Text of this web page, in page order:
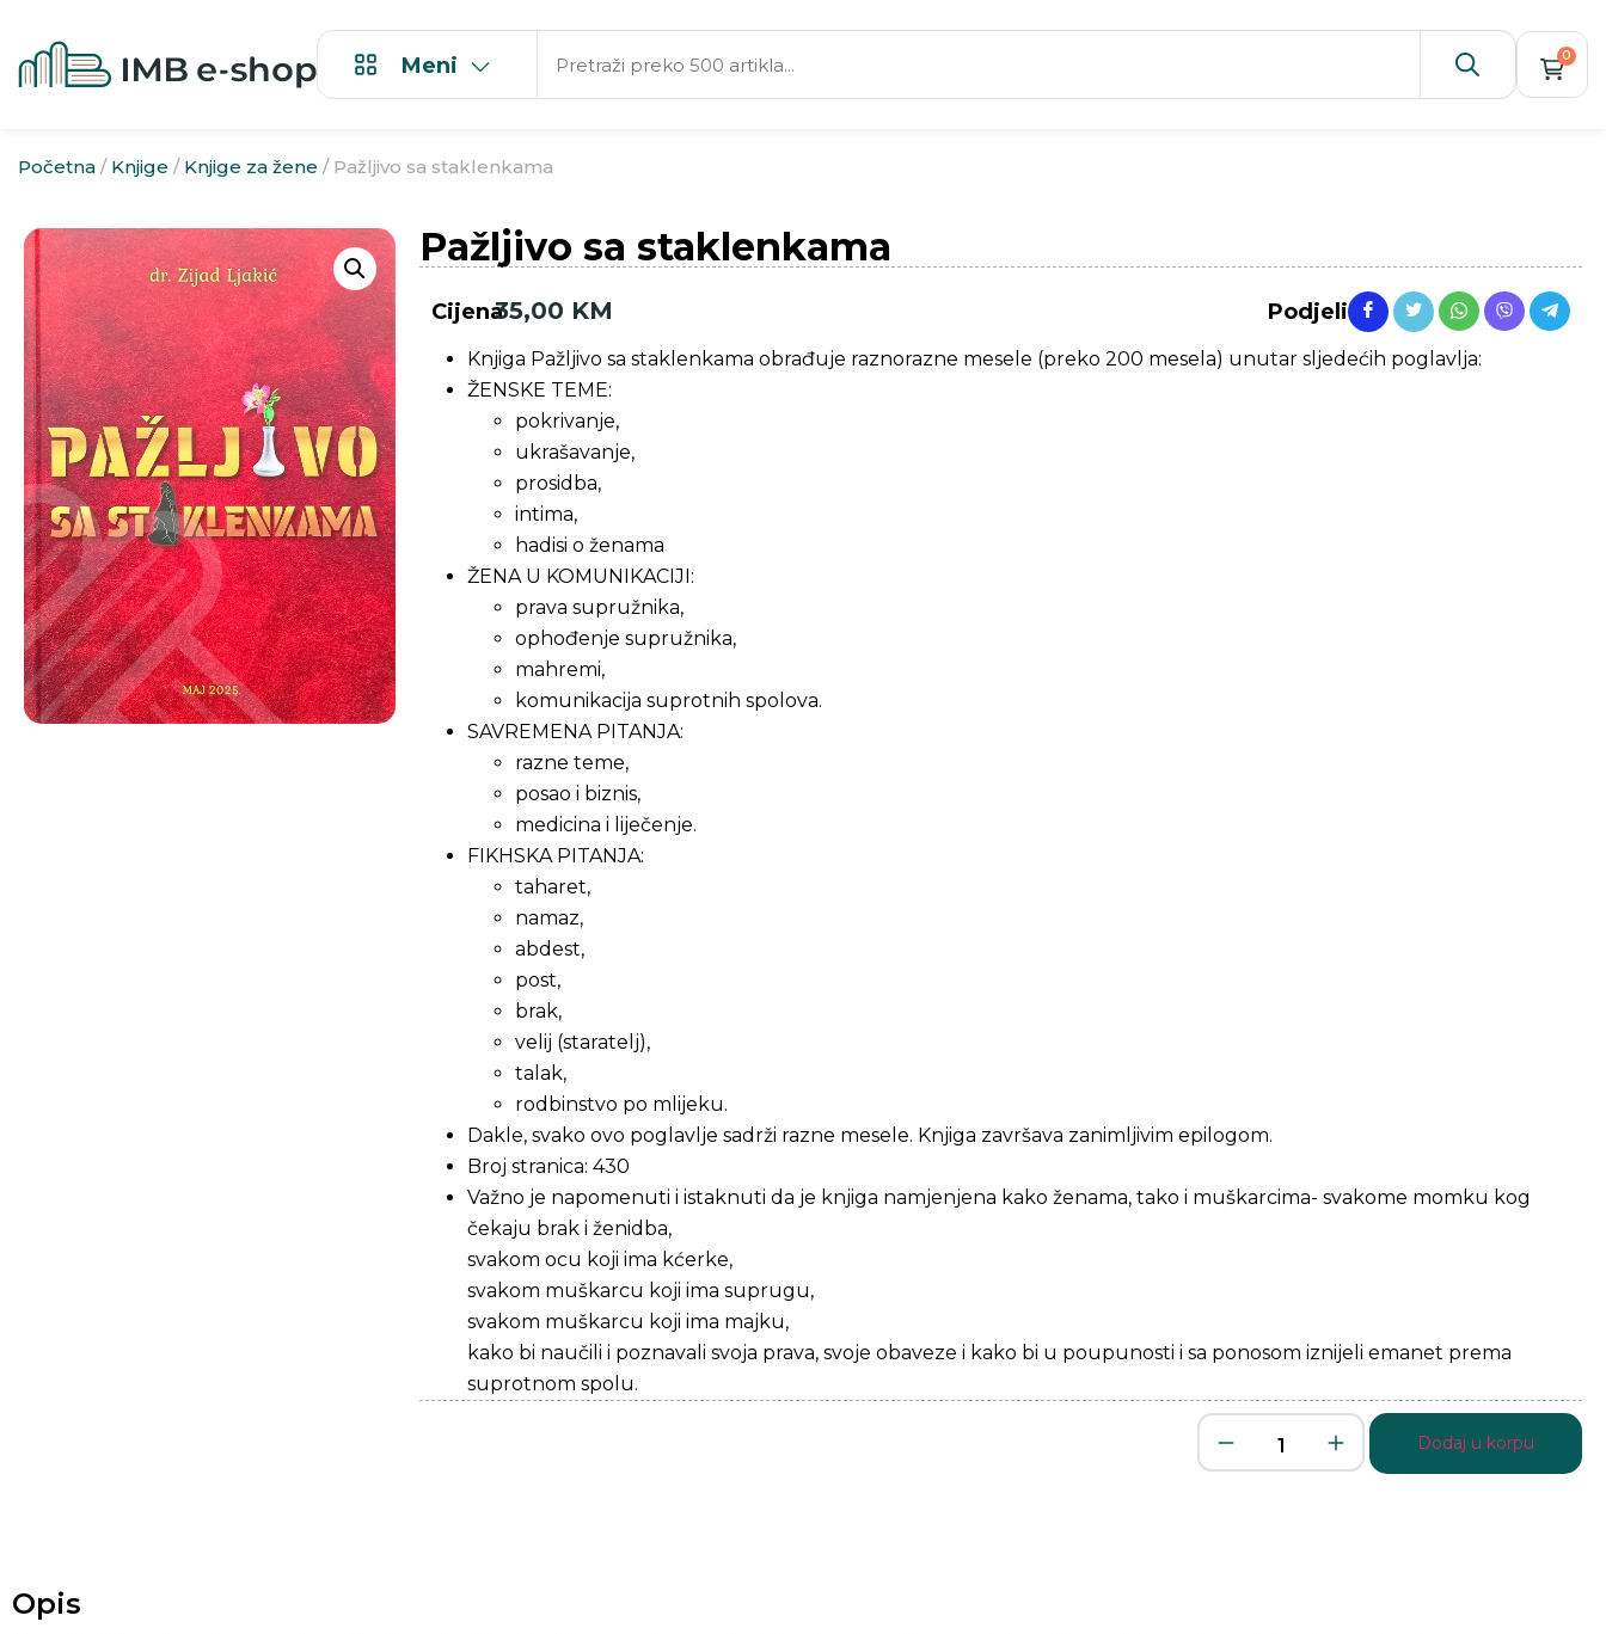
Meni 0
Početna / Knjige / Knjige za žene / Pažljivo sa staklenkama
Pažljivo sa staklenkama
Cijena35,00 KM Podjeli
Knjiga Pažljivo sa staklenkama obrađuje raznorazne mesele (preko 200 mesela) unutar sljedećih poglavlja:
ŽENSKE TEME:
pokrivanje,
ukrašavanje,
prosidba,
intima,
hadisi o ženama
ŽENA U KOMUNIKACIJI:
prava supružnika,
ophođenje supružnika,
mahremi,
komunikacija suprotnih spolova.
SAVREMENA PITANJA:
razne teme,
posao i biznis,
medicina i liječenje.
FIKHSKA PITANJA:
taharet,
namaz,
abdest,
post,
brak,
velij (staratelj),
talak,
rodbinstvo po mlijeku.
Dakle, svako ovo poglavlje sadrži razne mesele. Knjiga završava zanimljivim epilogom.
Broj stranica: 430
Važno je napomenuti i istaknuti da je knjiga namjenjena kako ženama, tako i muškarcima- svakome momku kog
čekaju brak i ženidba,
svakom ocu koji ima kćerke,
svakom muškarcu koji ima suprugu,
svakom muškarcu koji ima majku,
kako bi naučili i poznavali svoja prava, svoje obaveze i kako bi u poupunosti i sa ponosom iznijeli emanet prema
suprotnom spolu.
Dodaj u korpu
Opis